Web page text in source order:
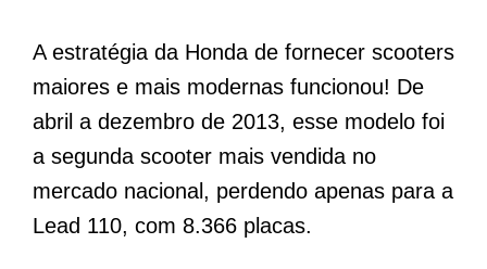
A estratégia da Honda de fornecer scooters
maiores e mais modernas funcionou! De
abril a dezembro de 2013, esse modelo foi
a segunda scooter mais vendida no
mercado nacional, perdendo apenas para a
Lead 110, com 8.366 placas.